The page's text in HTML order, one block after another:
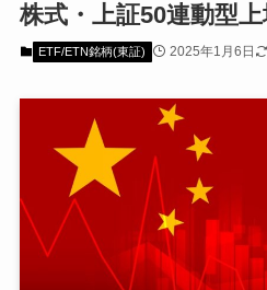
株式・上証50連動型
ETF/ETN銘柄(東証) 2025年1月6日